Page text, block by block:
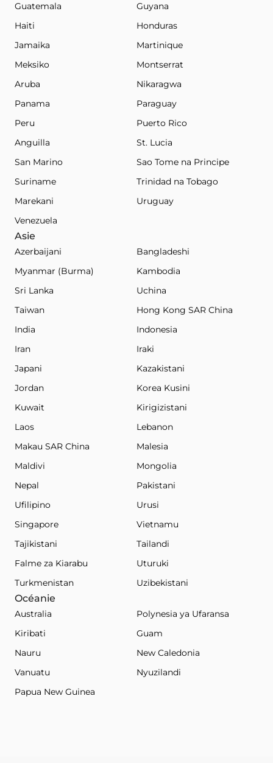
Guatemala
Guyana
Haiti
Honduras
Jamaika
Martinique
Meksiko
Montserrat
Aruba
Nikaragwa
Panama
Paraguay
Peru
Puerto Rico
Anguilla
St. Lucia
San Marino
Sao Tome na Principe
Suriname
Trinidad na Tobago
Marekani
Uruguay
Venezuela
Asie
Azerbaijani
Bangladeshi
Myanmar (Burma)
Kambodia
Sri Lanka
Uchina
Taiwan
Hong Kong SAR China
India
Indonesia
Iran
Iraki
Japani
Kazakistani
Jordan
Korea Kusini
Kuwait
Kirigizistani
Laos
Lebanon
Makau SAR China
Malesia
Maldivi
Mongolia
Nepal
Pakistani
Ufilipino
Urusi
Singapore
Vietnamu
Tajikistani
Tailandi
Falme za Kiarabu
Uturuki
Turkmenistan
Uzibekistani
Océanie
Australia
Polynesia ya Ufaransa
Kiribati
Guam
Nauru
New Caledonia
Vanuatu
Nyuzilandi
Papua New Guinea